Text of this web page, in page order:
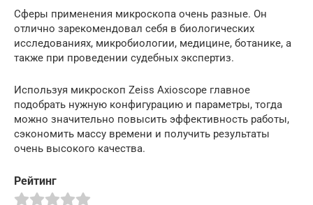
Сферы применения микроскопа очень разные. Он
отлично зарекомендовал себя в биологических
исследованиях, микробиологии, медицине, ботанике, а
также при проведении судебных экспертиз.
Используя микроскоп Zeiss Axioscope главное
подобрать нужную конфигурацию и параметры, тогда
можно значительно повысить эффективность работы,
сэкономить массу времени и получить результаты
очень высокого качества.
Рейтинг